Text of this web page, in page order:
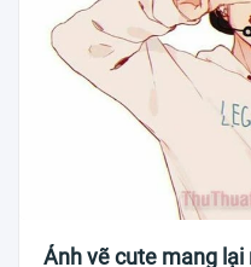
Ảnh vẽ cute mang